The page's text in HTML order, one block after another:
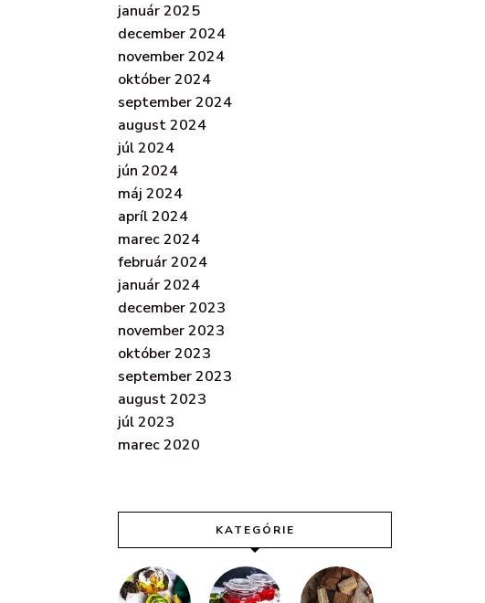
január 2025
december 2024
november 2024
október 2024
september 2024
august 2024
júl 2024
jún 2024
máj 2024
apríl 2024
marec 2024
február 2024
január 2024
december 2023
november 2023
október 2023
september 2023
august 2023
júl 2023
marec 2020
KATEGÓRIE